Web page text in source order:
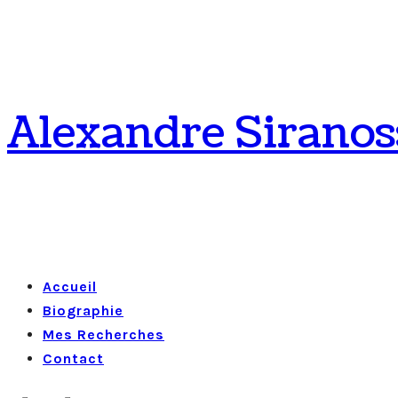
Alexandre
Accueil
Biographie
Mes Recherches
Contact